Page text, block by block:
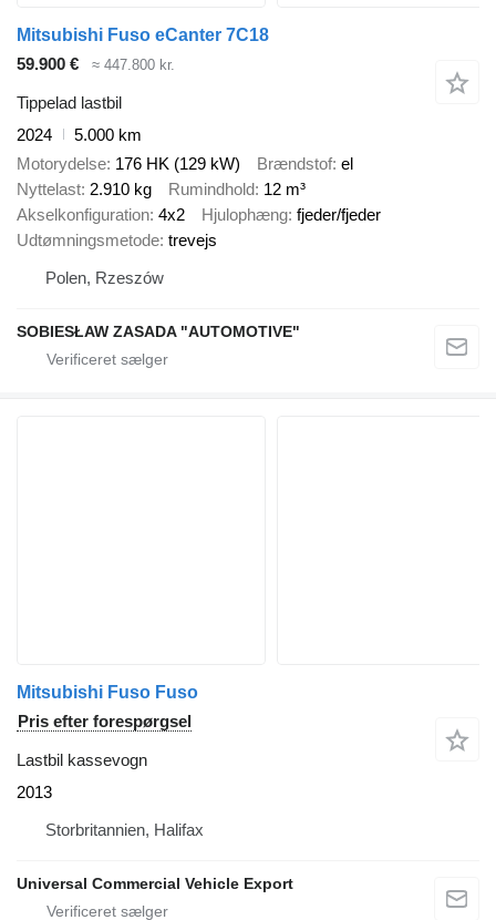
Mitsubishi Fuso eCanter 7C18
59.900 €
≈ 447.800 kr.
Tippelad lastbil
2024
5.000 km
Motorydelse 176 HK (129 kW) Brændstof el
Nyttelast 2.910 kg Rumindhold 12 m³
Akselkonfiguration 4x2 Hjulophæng fjeder/fjeder
Udtømningsmetode trevejs
Polen, Rzeszów
SOBIESŁAW ZASADA "AUTOMOTIVE"
Mitsubishi Fuso Fuso
Pris efter forespørgsel
Lastbil kassevogn
2013
Storbritannien, Halifax
Universal Commercial Vehicle Export